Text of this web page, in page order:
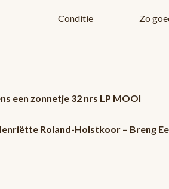
Conditie Zo
een zonnetje 32 nrs LP MOOI
Roland-Holstkoor – Breng